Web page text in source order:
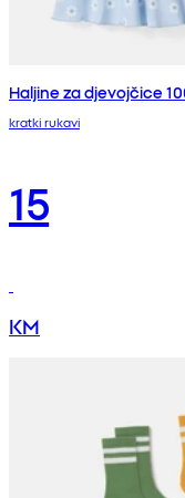
Haljine za djevojčice
kratki rukavi
15
KM